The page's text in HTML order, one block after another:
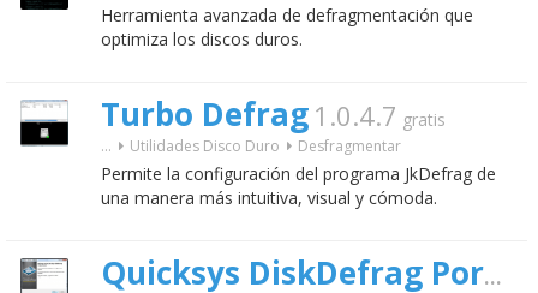
Herramienta avanzada de defragmentación que
optimiza los discos duros.
Turbo Defrag 1.0.4.7 gratis
... Utilidades Disco Duro Desfragmentar
Permite la configuración del programa JkDefrag de
una manera más intuitiva, visual y cómoda.
Quicksys DiskDefrag Portable